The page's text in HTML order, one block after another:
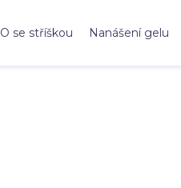
O se stříškou Nanášení gelu